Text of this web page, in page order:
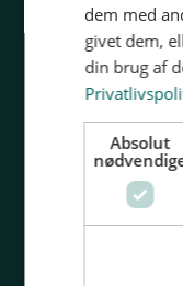
Uddannelser
Ejendomsservice
Rengøring og
dem med
givet dem,
din brug af
Absolut